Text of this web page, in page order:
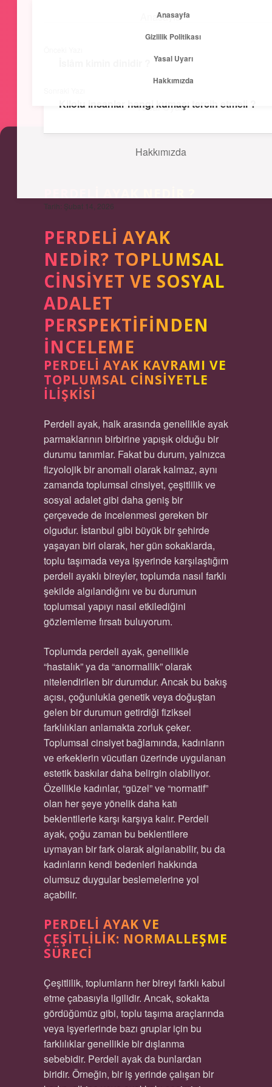
Anasayfa
Gizlilik Politikası
Yasal Uyarı
Hakkımızda
Kısa ve Öz
Tarih: Şubat 14, 2026
PERDELI AYAK
NEDIR? TOPLUMSAL
CINSIYET VE SOSYAL
ADALET
PERSPEKTIFINDEN
İNCELEME
PERDELI AYAK KAVRAMI VE
TOPLUMSAL CINSIYETLE
İLIŞKISI
Perdeli ayak, halk arasında genellikle ayak
parmaklarının birbirine yapışık olduğu bir
durumu tanımlar. Fakat bu durum, yalnızca
fizyolojik bir anomali olarak kalmaz, aynı
zamanda toplumsal cinsiyet, çeşitlilik ve
sosyal adalet gibi daha geniş bir
çerçevede de incelenmesi gereken bir
olgudur. İstanbul gibi büyük bir şehirde
yaşayan biri olarak, her gün sokaklarda,
toplu taşımada veya işyerinde karşılaştığım
perdeli ayaklı bireyler, toplumda nasıl farklı
şekilde algılandığını ve bu durumun
toplumsal yapıyı nasıl etkilediğini
gözlemleme fırsatı buluyorum.
Toplumda perdeli ayak, genellikle
“hastalık” ya da “anormallik” olarak
nitelendirilen bir durumdur. Ancak bu bakış
açısı, çoğunlukla genetik veya doğuştan
gelen bir durumun getirdiği fiziksel
farklılıkları anlamakta zorluk çeker.
Toplumsal cinsiyet bağlamında, kadınların
ve erkeklerin vücutları üzerinde uygulanan
estetik baskılar daha belirgin olabiliyor.
Özellikle kadınlar, “güzel” ve “normatif”
olan her şeye yönelik daha katı
beklentilerle karşı karşıya kalır. Perdeli
ayak, çoğu zaman bu beklentilere
uymayan bir fark olarak algılanabilir, bu da
kadınların kendi bedenleri hakkında
olumsuz duygular beslemelerine yol
açabilir.
PERDELI AYAK VE
ÇEŞITLILIK: NORMALLEŞME
SÜRECI
Çeşitlilik, toplumların her bireyi farklı kabul
etme çabasıyla ilgilidir. Ancak, sokakta
gördüğümüz gibi, toplu taşıma araçlarında
veya işyerlerinde bazı gruplar için bu
farklılıklar genellikle bir dışlanma
sebebidir. Perdeli ayak da bunlardan
biridir. Örneğin, bir iş yerinde çalışan bir
Kilolu insanlar hangi kumaşı tercih etmeli ?
Anasayfa
Gizlilik Politikası
Yasal Uyarı
Hakkımızda